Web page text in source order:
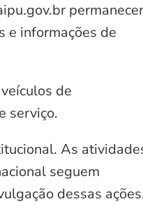
e informações de
de
serviço.
As
seguem
dessas